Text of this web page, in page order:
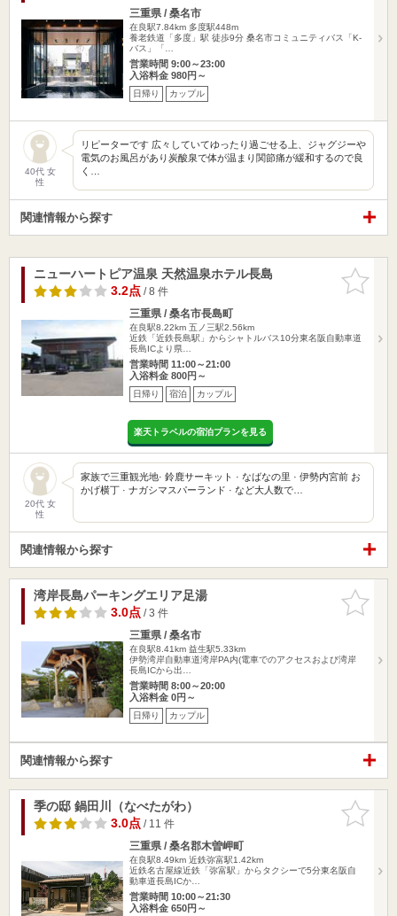
三重県 / 桑名市
在良駅7.84km 多度駅448m
養老鉄道「多度」駅 徒歩9分 桑名市コミュニティバス「K-
バス」「…
営業時間 9:00～23:00
入浴料金 980円～
日帰り カップル
40代 女
性
リピーターです 広々していてゆったり過ごせる上、ジャグジーや
電気のお風呂があり炭酸泉で体が温まり関節痛が緩和するので良
く…
関連情報から探す
お気に入
りに追加
ニューハートピア温泉 天然温泉ホテル長島
3.2点/ 8 件
三重県 / 桑名市長島町
在良駅8.22km 五ノ三駅2.56km
近鉄「近鉄長島駅」からシャトルバス10分東名阪自動車道
長島ICより県…
営業時間 11:00～21:00
入浴料金 800円～
日帰り 宿泊 カップル
楽天トラベルの宿泊プランを見る
20代 女
性
家族で三重観光地· 鈴鹿サーキット · なばなの里 · 伊勢内宮前 お
かげ横丁 · ナガシマスパーランド · など大人数で…
関連情報から探す
お気に入
りに追加
湾岸長島パーキングエリア足湯
3.0点/ 3 件
三重県 / 桑名市
在良駅8.41km 益生駅5.33km
伊勢湾岸自動車道湾岸PA内(電車でのアクセスおよび湾岸
長島ICから出…
営業時間 8:00～20:00
入浴料金 0円～
日帰り カップル
関連情報から探す
お気に入
りに追加
季の邸 鍋田川（なべたがわ）
3.0点/ 11 件
三重県 / 桑名郡木曽岬町
在良駅8.49km 近鉄弥富駅1.42km
近鉄名古屋線近鉄「弥富駅」からタクシーで5分東名阪自
動車道長島ICか…
営業時間 10:00～21:30
入浴料金 650円～